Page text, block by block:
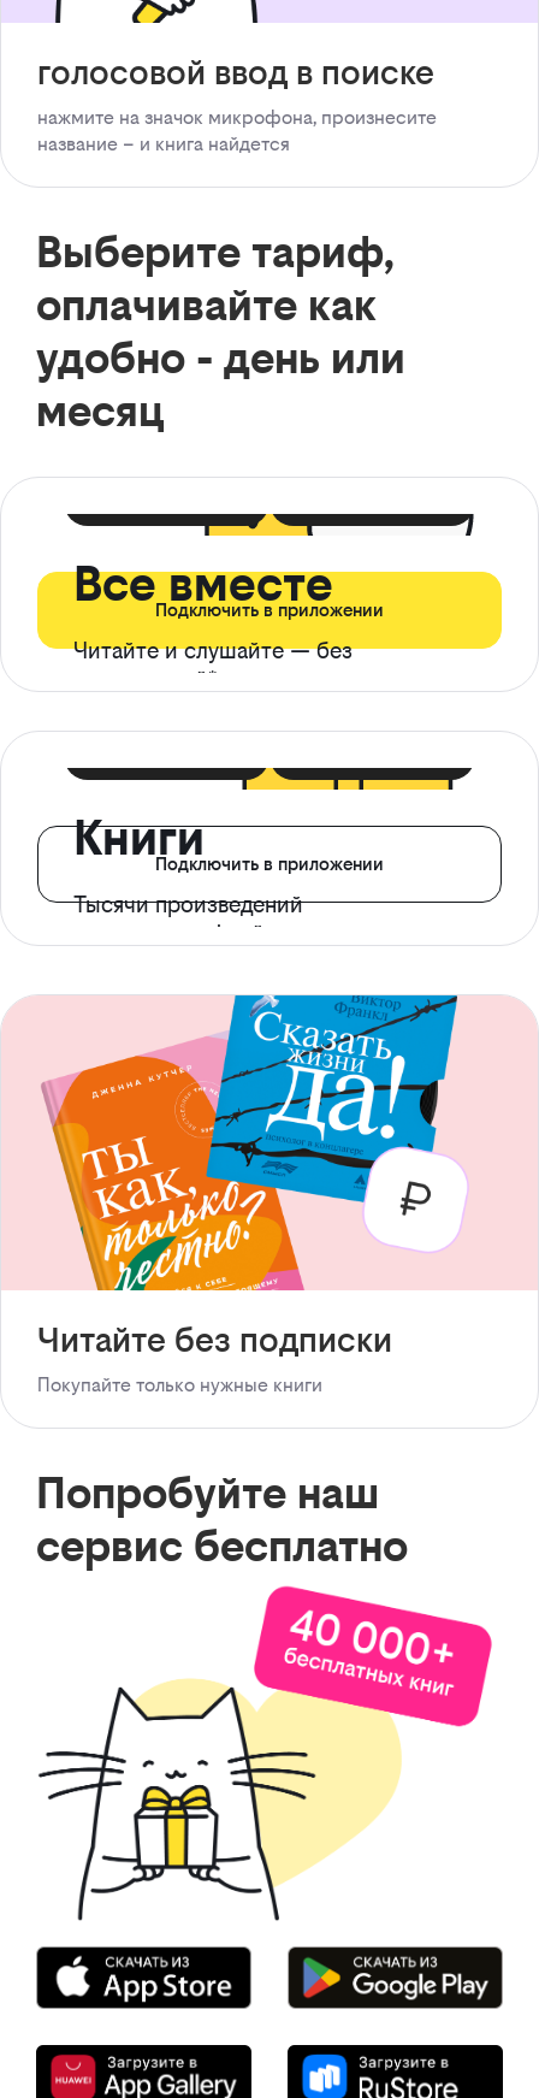
голосовой ввод в поиске
нажмите на значок микрофона, произнесите
название – и книга найдется
Выберите тариф,
оплачивайте как
удобно - день или
месяц
Все вместе
Читайте и слушайте — без
ограничений*
Подключить в приложении
Книги
Тысячи произведений
с доступом офлайн
Подключить в приложении
Читайте без подписки
Покупайте только нужные книги
Попробуйте наш
сервис бесплатно